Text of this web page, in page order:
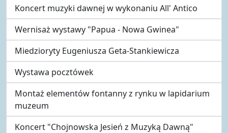
Koncert muzyki dawnej w wykonaniu All' Antico
Wernisaż wystawy "Papua - Nowa Gwinea"
Miedzioryty Eugeniusza Geta-Stankiewicza
Wystawa pocztówek
Montaż elementów fontanny z rynku w lapidarium
muzeum
Koncert "Chojnowska Jesień z Muzyką Dawną"